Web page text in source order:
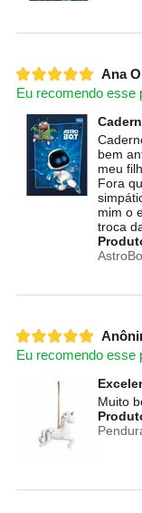
Ana
Eu recomendo esse
bem
meu
Fora
mim o
troca
Eu recomendo esse
Muito